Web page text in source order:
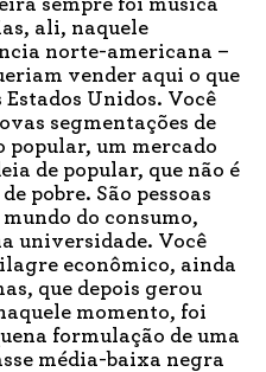
sempre foi música
ali, naquele
norte-americana –
vender aqui o que
Unidos. Você
segmentações de
popular, um mercado
de popular, que não é
pobre. São pessoas
do consumo,
universidade. Você
econômico, ainda
que depois gerou
momento, foi
formulação de uma
média-baixa negra